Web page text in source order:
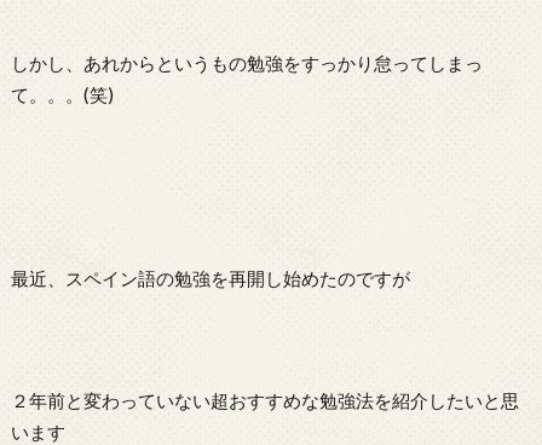
しかし、あれからというもの勉強をすっかり怠ってしまっ
て。。。(笑)
最近、スペイン語の勉強を再開し始めたのですが
２年前と変わっていない超おすすめな勉強法を紹介したいと思
います